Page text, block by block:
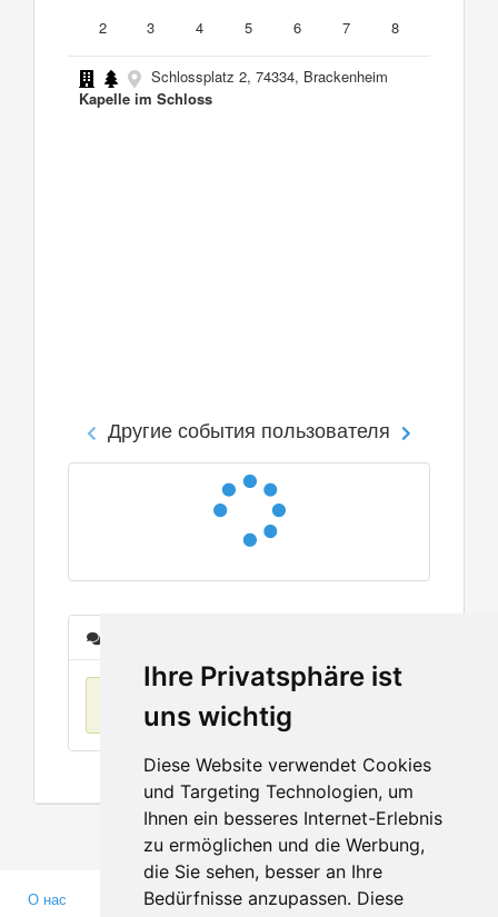
Ihre Privatsphäre ist
uns wichtig
Diese Website verwendet Cookies
und Targeting Technologien, um
Ihnen ein besseres Internet-Erlebnis
zu ermöglichen und die Werbung,
die Sie sehen, besser an Ihre
Bedürfnisse anzupassen. Diese
2
3 4 5 6 7 8
Schlossplatz 2, 74334, Brackenheim
Kapelle im Schloss
Другие события пользователя
О нас Партнерам